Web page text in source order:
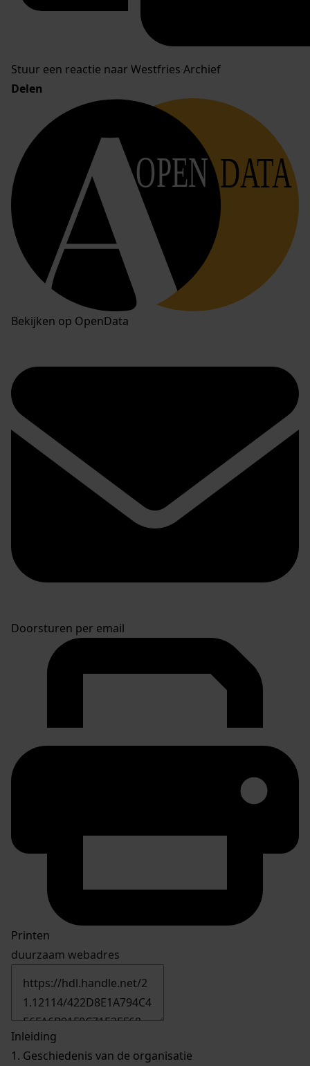
Stuur een reactie naar Westfries Archief
Delen
OPEN DATA
Bekijken op OpenData
Doorsturen per email
Printen
duurzaam webadres
Inleiding
1. Geschiedenis van de organisatie